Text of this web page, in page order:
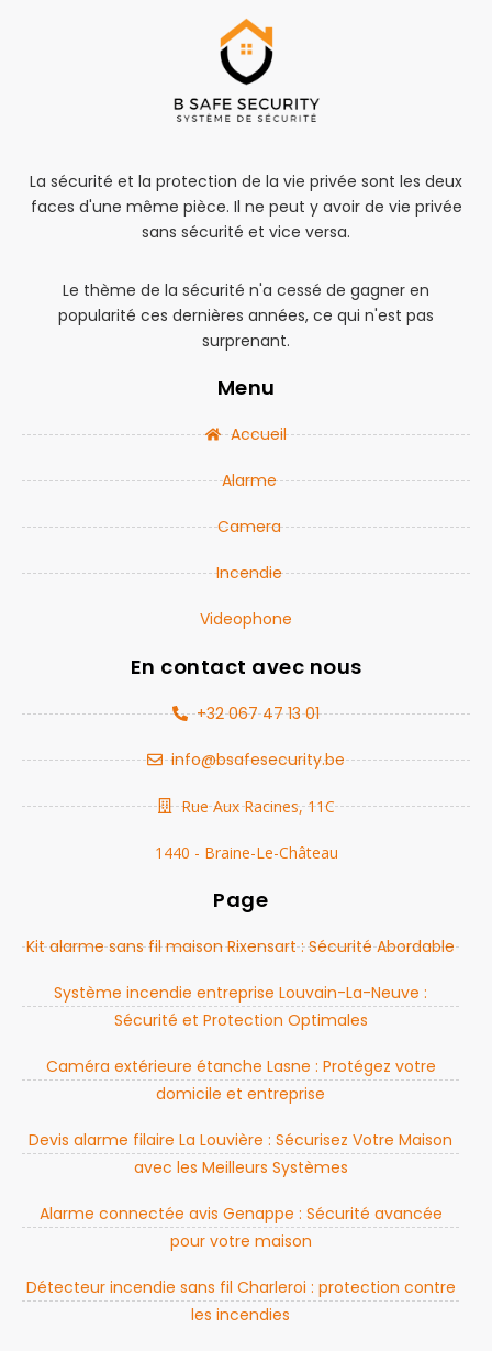
La sécurité et la protection de la vie privée sont les deux
faces d'une même pièce. Il ne peut y avoir de vie privée
sans sécurité et vice versa.
Le thème de la sécurité n'a cessé de gagner en
popularité ces dernières années, ce qui n'est pas
surprenant.
Menu
Accueil
Alarme
Camera
Incendie
Videophone
En contact avec nous
+32 067 47 13 01
info@bsafesecurity.be
Rue Aux Racines, 11C
1440 - Braine-Le-Château
Page
Kit alarme sans fil maison Rixensart : Sécurité Abordable
Système incendie entreprise Louvain-La-Neuve :
Sécurité et Protection Optimales
Caméra extérieure étanche Lasne : Protégez votre
domicile et entreprise
Devis alarme filaire La Louvière : Sécurisez Votre Maison
avec les Meilleurs Systèmes
Alarme connectée avis Genappe : Sécurité avancée
pour votre maison
Détecteur incendie sans fil Charleroi : protection contre
les incendies